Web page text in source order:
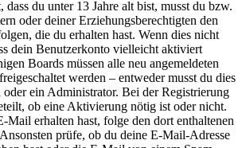
dass du unter 13 Jahre alt bist, musst du bzw.
oder deiner Erziehungsberechtigten den
die du erhalten hast. Wenn dies nicht
dein Benutzerkonto vielleicht aktiviert
Boards müssen alle neu angemeldeten
werden – entweder musst du dies
oder ein Administrator. Bei der Registrierung
ob eine Aktivierung nötig ist oder nicht.
Mail erhalten hast, folge den dort enthaltenen
prüfe, ob du deine E-Mail-Adresse